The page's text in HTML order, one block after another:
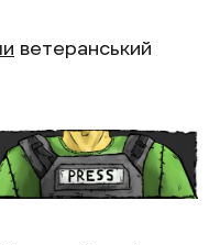
ветеранський